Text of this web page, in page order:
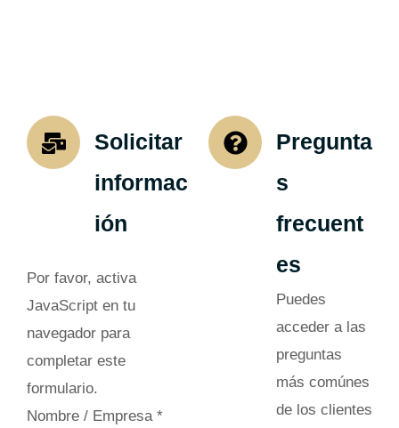
Solicitar
informac
ión
Por favor, activa
JavaScript en tu
navegador para
completar este
formulario.
Nombre / Empresa *
Pregunta
s
frecuent
es
Puedes
acceder a las
preguntas
más comúnes
de los clientes